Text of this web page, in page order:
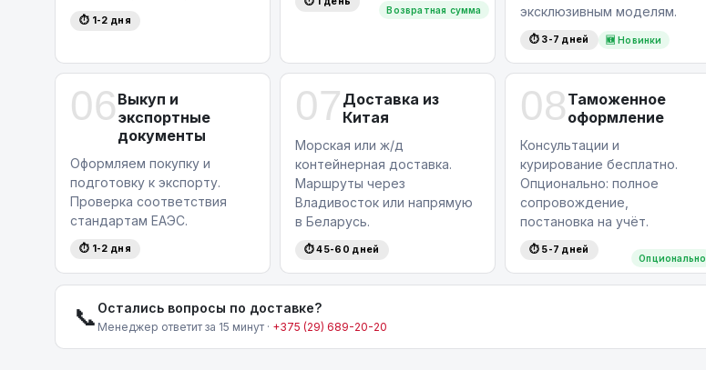
⏱ 1-2 дня
Возвратная сумма
эксклюзивным моделям.
⏱ 3-7 дней 🆕 Новинки
06 Выкуп и
экспортные
документы
Оформляем покупку и
подготовку к экспорту.
Проверка соответствия
стандартам ЕАЭС.
⏱ 1-2 дня
07 Доставка из
Китая
Морская или ж/д
контейнерная доставка.
Маршруты через
Владивосток или напрямую
в Беларусь.
⏱ 45-60 дней
08 Таможенное
оформление
Опционально
Консультации и
курирование бесплатно.
Опционально: полное
сопровождение,
постановка на учёт.
⏱ 5-7 дней
📞 Остались вопросы по доставке?
Менеджер ответит за 15 минут · +375 (29) 689-20-20